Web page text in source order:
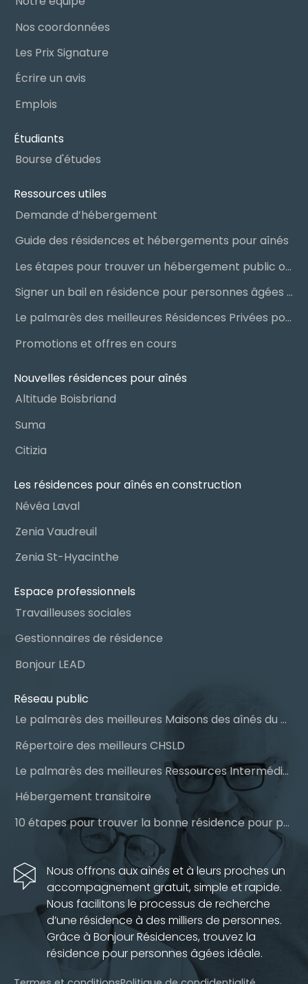
Nos coordonnées
Les Prix Signature
Écrire un avis
Emplois
Étudiants
Bourse d'études
Ressources utiles
Demande d’hébergement
Guide des résidences et hébergements pour aînés
Les étapes pour trouver un hébergement public ou privé
Signer un bail en résidence pour personnes âgées (RPA) : ce qu’il faut savoir
Le palmarès des meilleures Résidences Privées pour Aînés (RPA)
Promotions et offres en cours
Nouvelles résidences pour aînés
Altitude Boisbriand
Suma
Citizia
Les résidences pour aînés en construction
Névéa Laval
Zenia Vaudreuil
Zenia St-Hyacinthe
Espace professionnels
Travailleuses sociales
Gestionnaires de résidence
Bonjour LEAD
Réseau public
Le palmarès des meilleures Maisons des aînés du Québec
Répertoire des meilleurs CHSLD
Le palmarès des meilleures Ressources Intermédiaires (RI)
Hébergement transitoire
10 étapes pour trouver la bonne résidence pour personnes âgées
Nous offrons aux aînés et à leurs proches un
accompagnement gratuit, simple et rapide.
Nous facilitons le processus de recherche
d’une résidence à des milliers de personnes.
Grâce à Bonjour Résidences, trouvez la
résidence pour personnes âgées idéale.